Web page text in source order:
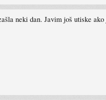
neki dan. Javim još utiske